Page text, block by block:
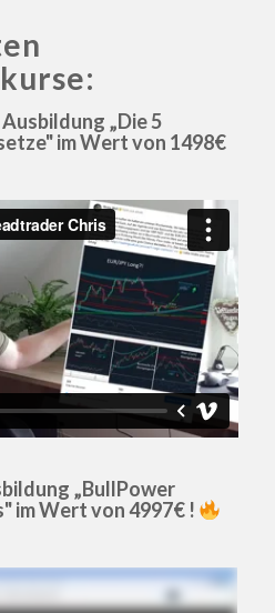
„Die 5
im Wert von 1498€
„BullPower
im Wert von 4997€ !